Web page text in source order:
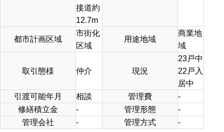
接道約
12.7m
都市計画区域
市街化
区域
用途地域
商業地
域
取引態様 仲介 現況
23戸中
22戸入
居中
引渡可能年月
相談 管理費
-
修繕積立金
- 管理形態
-
管理会社
- 管理方式 -